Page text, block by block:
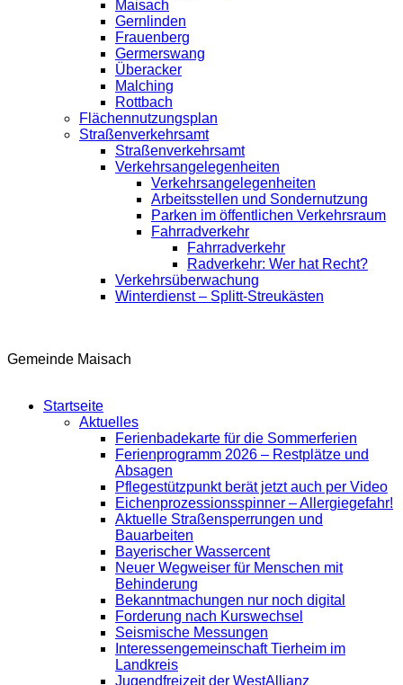
Maisach
Gernlinden
Frauenberg
Germerswang
Überacker
Malching
Rottbach
Flächennutzungsplan
Straßenverkehrsamt
Straßenverkehrsamt
Verkehrsangelegenheiten
Verkehrsangelegenheiten
Arbeitsstellen und Sondernutzung
Parken im öffentlichen Verkehrsraum
Fahrradverkehr
Fahrradverkehr
Radverkehr: Wer hat Recht?
Verkehrsüberwachung
Winterdienst – Splitt-Streukästen
Gemeinde Maisach
Startseite
Aktuelles
Ferienbadekarte für die Sommerferien
Ferienprogramm 2026 – Restplätze und
Absagen
Pflegestützpunkt berät jetzt auch per Video
Eichenprozessionsspinner – Allergiegefahr!
Aktuelle Straßensperrungen und
Bauarbeiten
Bayerischer Wassercent
Neuer Wegweiser für Menschen mit
Behinderung
Bekanntmachungen nur noch digital
Forderung nach Kurswechsel
Seismische Messungen
Interessengemeinschaft Tierheim im
Landkreis
Jugendfreizeit der WestAllianz